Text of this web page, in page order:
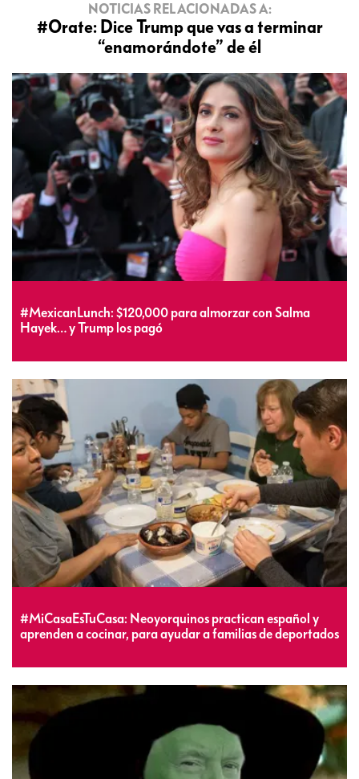
NOTICIAS RELACIONADAS A:
#Orate: Dice Trump que vas a terminar
“enamorándote” de él
#MexicanLunch: $120,000 para almorzar con Salma
Hayek… y Trump los pagó
#MiCasaEsTuCasa: Neoyorquinos practican español y
aprenden a cocinar, para ayudar a familias de deportados